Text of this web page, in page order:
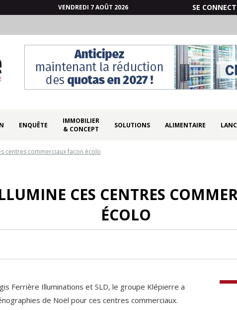
VENDREDI 7 AOÛT 2026 SE
ENQUÊTE
IMMOBILIER
& CONCEPT
SOLUTIONS ALIMENTAIRE
centres commerciaux façon écolo
CES CENTRES
ÉCOLO
Ferrière Illuminations et SLD, le groupe Klépierre a
de Noël pour ces centres commerciaux.